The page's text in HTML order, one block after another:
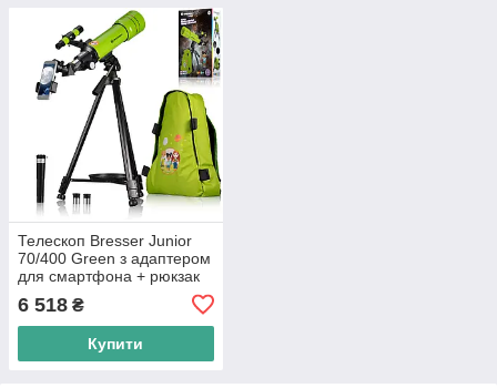
Телескоп Bresser Junior
70/400 Green з адаптером
для смартфона + рюкзак
6 518 ₴
Купити